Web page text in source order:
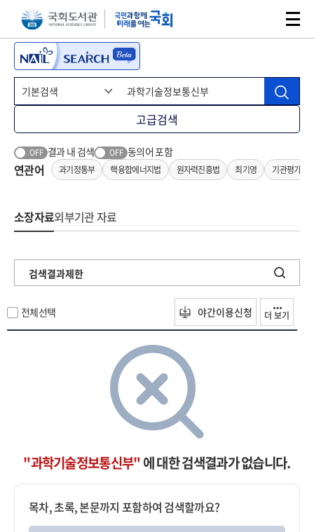
본문 바로가기주메뉴 바로가기
고급검색
OFF 결과 내 검색 OFF 동의어 포함
연관어 과기정통부 핵융합에너지법 원자력진흥법 최기영 기관평가
소장자료외부기관 자료
검색결과제한
전체선택 야간이용신청 더 보기
"과학기술정보통신부"에 대한 검색결과가 없습니다.
목차, 초록, 본문까지 포함하여 검색할까요?